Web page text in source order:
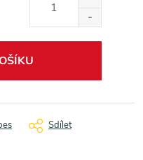
Sdílet